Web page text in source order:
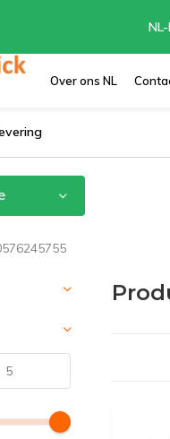
Over ons NL